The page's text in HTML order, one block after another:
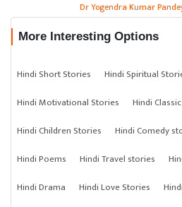
Dr Yogendra Kumar
More Interesting Options
Hindi Short Stories Hindi Spiritual
Hindi Motivational Stories
Hindi
Hindi Children Stories
Hindi Comedy
Hindi Poems
Hindi Travel stories
Hindi Drama
Hindi Love Stories